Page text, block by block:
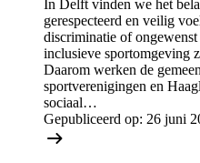
In Delft vinden we het
gerespecteerd en veilig
discriminatie of
inclusieve sportomgeving
Daarom werken de
sportverenigingen en
sociaal…
Gepubliceerd op: 26 juni